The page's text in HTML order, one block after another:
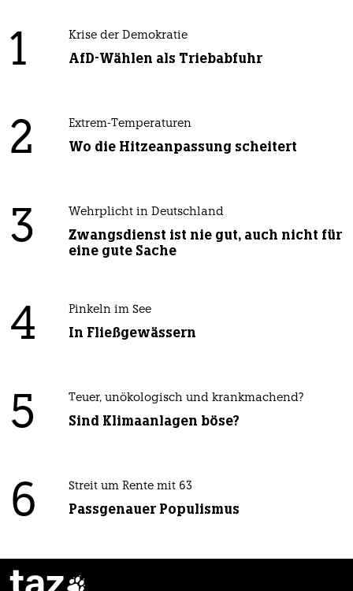
1 Krise der Demokratie
AfD-Wählen als Triebabfuhr
2 Extrem-Temperaturen
Wo die Hitzeanpassung scheitert
3 Wehrplicht in Deutschland
Zwangsdienst ist nie gut, auch nicht für
eine gute Sache
4 Pinkeln im See
In Fließgewässern
5 Teuer, unökologisch und krankmachend?
Sind Klimaanlagen böse?
6 Streit um Rente mit 63
Passgenauer Populismus